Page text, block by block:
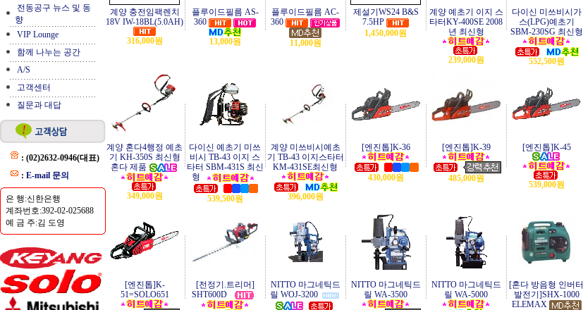
전동공구 뉴스 및 동
향
VIP Lounge
함께 나누는 공간
A/S
고객센터
질문과 대답
: (02)2632-0946(대표)
: E-mail 문의
은 행:신한은행
계좌번호:392-02-025688
예 금 주:김 도영
계양 충전임팩렌치
18V IW-18BL(5.0AH)
316,000원
플루이드필름 AS-
360
13,000원
플루이드필름 AC-
360
11,000원
제설기WS24 B&S
7.5HP
1,450,000원
계양 예초기 이지 스
타터KY-400SE 2008
년 최신형
239,000원
다이신 미쓰비시가
스(LPG)예초기
SBM-230SG 최신형
552,500원
계양 혼다4행정 예초
기 KH-350S 최신형
혼다 제품
349,000원
다이신 예초기 미쓰
비시 TB-43 이지 스
타터 SBM-431S 최신
형
539,500원
계양 미쓰비시예초
기 TB-43 이지스타터
KM-431SE최신형
396,000원
[엔진톱]K-36
430,000원
[엔진톱]K-39
485,000원
[엔진톱]K-45
539,000원
[엔진톱]K-
51=SOLO651
[전정기.트리머]
SHT600D
NITTO 마그네틱드
릴 WOJ-3200
NITTO 마그네틱드
릴 WA-3500
NITTO 마그네틱드
릴 WA-5000
[혼다 방음형 인버터
발전기]SHX-1000
ELEMAX